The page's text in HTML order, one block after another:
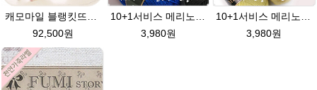
캐모마일 블랭킷뜨기DIY★메리노퓨어울 털실 코바늘블랭킷 뜨개질
92,500원
3,980원
3,980원